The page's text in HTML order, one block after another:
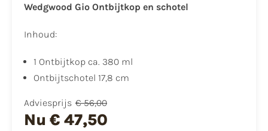
Wedgwood Gio Ontbijtkop en schotel
Inhoud:
1 Ontbijtkop ca. 380 ml
Ontbijtschotel 17,8 cm
Adviesprijs € 56,00
Nu € 47,50